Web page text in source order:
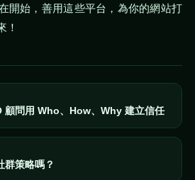
開始，善用這些平台，為你的網站打
！
顧問用 Who、How、Why 建立信任
群策略嗎？